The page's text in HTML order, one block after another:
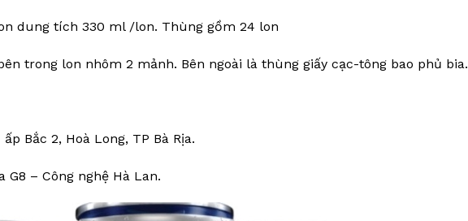
dung tích 330 ml /lon. Thùng gồm 24 lon
trong lon nhôm 2 mảnh. Bên ngoài là thùng giấy cạc-tông bao phủ bia.
Bắc 2, Hoà Long, TP Bà Rịa.
G8 – Công nghệ Hà Lan.